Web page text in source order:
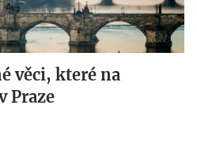
věci, které na
Praze